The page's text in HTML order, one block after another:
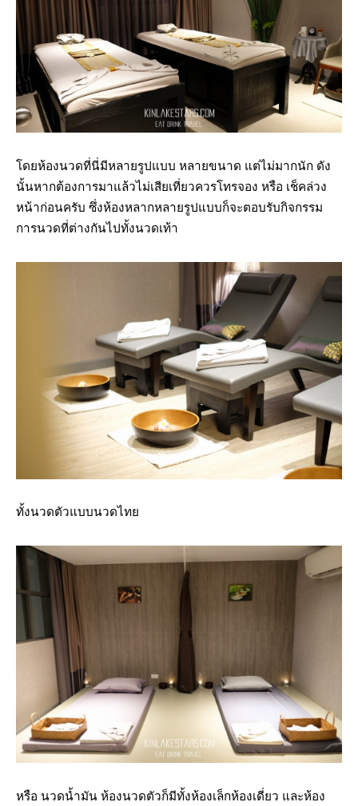
โดยห้องนวดที่นี่มีหลายรูปแบบ หลายขนาด แต่ไม่มากนัก ดัง
นั้นหากต้องการมาแล้วไม่เสียเที่ยวควรโทรจอง หรือ เช็คล่วง
หน้าก่อนครับ ซึ่งห้องหลากหลายรูปแบบก็จะตอบรับกิจกรรม
การนวดที่ต่างกันไปทั้งนวดเท้า
ทั้งนวดตัวแบบนวดไทย
หรือ นวดน้ำมัน ห้องนวดตัวก็มีทั้งห้องเล็กห้องเดี่ยว และห้อง